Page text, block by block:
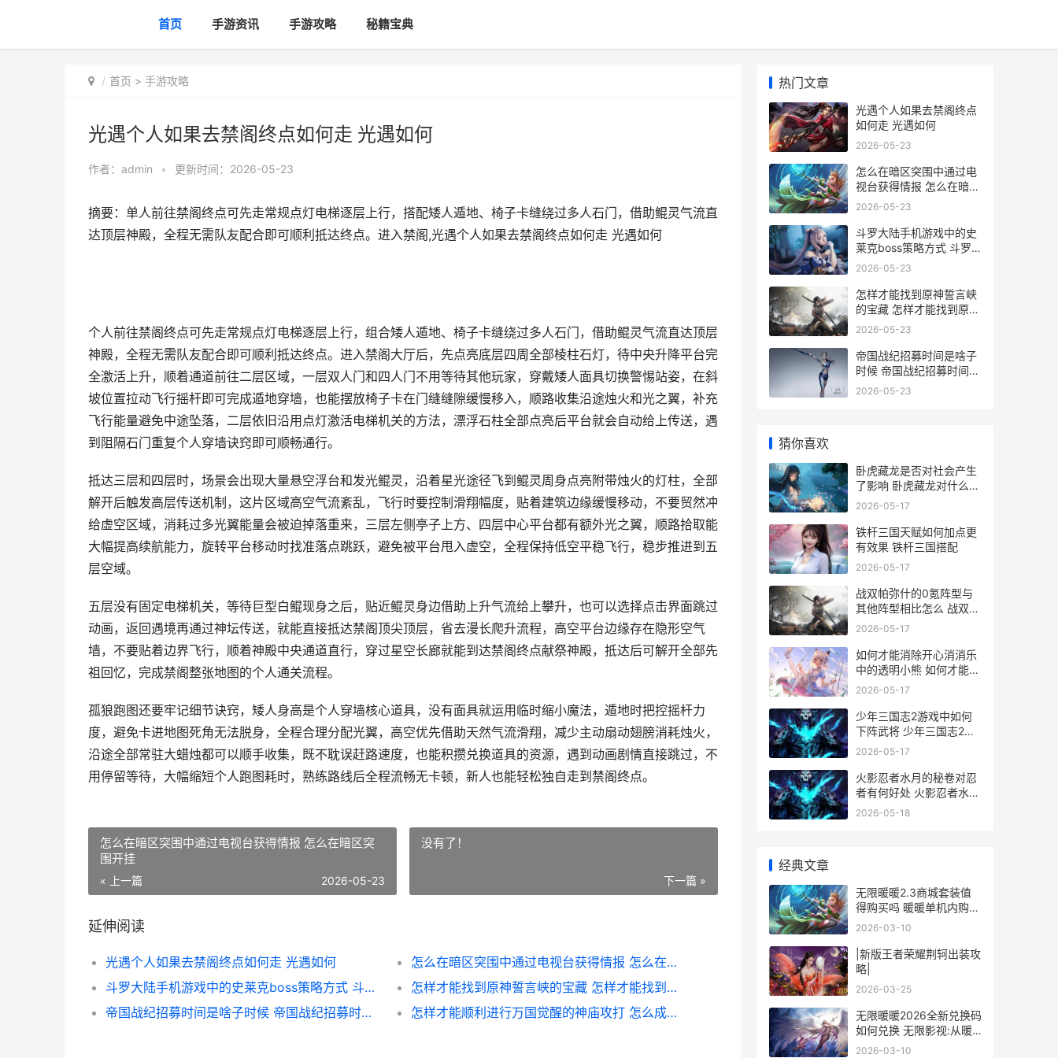
首页 手游资讯 手游攻略 秘籍宝典
首页 > 手游攻略
光遇个人如果去禁阁终点如何走 光遇如何
作者： admin • 更新时间：2026-05-23
摘要：单人前往禁阁终点可先走常规点灯电梯逐层上行，搭配矮人遁地、椅子卡缝绕过多人石门，借助鲲灵气流直
达顶层神殿，全程无需队友配合即可顺利抵达终点。进入禁阁,光遇个人如果去禁阁终点如何走 光遇如何
个人前往禁阁终点可先走常规点灯电梯逐层上行，组合矮人遁地、椅子卡缝绕过多人石门，借助鲲灵气流直达顶层
神殿，全程无需队友配合即可顺利抵达终点。进入禁阁大厅后，先点亮底层四周全部棱柱石灯，待中央升降平台完
全激活上升，顺着通道前往二层区域，一层双人门和四人门不用等待其他玩家，穿戴矮人面具切换警惕站姿，在斜
坡位置拉动飞行摇杆即可完成遁地穿墙，也能摆放椅子卡在门缝缝隙缓慢移入，顺路收集沿途烛火和光之翼，补充
飞行能量避免中途坠落，二层依旧沿用点灯激活电梯机关的方法，漂浮石柱全部点亮后平台就会自动给上传送，遇
到阻隔石门重复个人穿墙诀窍即可顺畅通行。
抵达三层和四层时，场景会出现大量悬空浮台和发光鲲灵，沿着星光途径飞到鲲灵周身点亮附带烛火的灯柱，全部
解开后触发高层传送机制，这片区域高空气流紊乱，飞行时要控制滑翔幅度，贴着建筑边缘缓慢移动，不要贸然冲
给虚空区域，消耗过多光翼能量会被迫掉落重来，三层左侧亭子上方、四层中心平台都有额外光之翼，顺路拾取能
大幅提高续航能力，旋转平台移动时找准落点跳跃，避免被平台甩入虚空，全程保持低空平稳飞行，稳步推进到五
层空域。
五层没有固定电梯机关，等待巨型白鲲现身之后，贴近鲲灵身边借助上升气流给上攀升，也可以选择点击界面跳过
动画，返回遇境再通过神坛传送，就能直接抵达禁阁顶尖顶层，省去漫长爬升流程，高空平台边缘存在隐形空气
墙，不要贴着边界飞行，顺着神殿中央通道直行，穿过星空长廊就能到达禁阁终点献祭神殿，抵达后可解开全部先
祖回忆，完成禁阁整张地图的个人通关流程。
孤狼跑图还要牢记细节诀窍，矮人身高是个人穿墙核心道具，没有面具就运用临时缩小魔法，遁地时把控摇杆力
度，避免卡进地图死角无法脱身，全程合理分配光翼，高空优先借助天然气流滑翔，减少主动扇动翅膀消耗烛火，
沿途全部常驻大蜡烛都可以顺手收集，既不耽误赶路速度，也能积攒兑换道具的资源，遇到动画剧情直接跳过，不
用停留等待，大幅缩短个人跑图耗时，熟练路线后全程流畅无卡顿，新人也能轻松独自走到禁阁终点。
怎么在暗区突围中通过电视台获得情报 怎么在暗区突
围开挂
« 上一篇 2026-05-23
没有了！
下一篇 »
延伸阅读
光遇个人如果去禁阁终点如何走 光遇如何
怎么在暗区突围中通过电视台获得情报 怎么在暗区突围开挂
斗罗大陆手机游戏中的史莱克boss策略方式 斗罗大陆手机游戏下载
怎样才能找到原神誓言峡的宝藏 怎样才能找到原来登录过的抖音号
帝国战纪招募时间是啥子时候 帝国战纪招募时间多久
怎样才能顺利进行万国觉醒的神庙攻打 怎么成功进入
热门文章
光遇个人如果去禁阁终点
如何走 光遇如何
2026-05-23
怎么在暗区突围中通过电
视台获得情报 怎么在暗区
突围开挂
2026-05-23
斗罗大陆手机游戏中的史
莱克boss策略方式 斗罗
大陆手机游戏下载
2026-05-23
怎样才能找到原神誓言峡
的宝藏 怎样才能找到原来
登录过的抖音号
2026-05-23
帝国战纪招募时间是啥子
时候 帝国战纪招募时间多
久
2026-05-23
猜你喜欢
卧虎藏龙是否对社会产生
了影响 卧虎藏龙对什么下
联
2026-05-17
铁杆三国天赋如何加点更
有效果 铁杆三国搭配
2026-05-17
战双帕弥什的0氪阵型与
其他阵型相比怎么 战双帕
弥什的工作室
2026-05-17
如何才能消除开心消消乐
中的透明小熊 如何才能消
除开心的情绪
2026-05-17
少年三国志2游戏中如何
下阵武将 少年三国志2游
戏下载
2026-05-17
火影忍者水月的秘卷对忍
者有何好处 火影忍者水月
的哥哥是谁
2026-05-18
经典文章
无限暖暖2.3商城套装值
得购买吗 暖暖单机内购破
解版
2026-03-10
|新版王者荣耀荆轲出装攻
略|
2026-03-25
无限暖暖2026全新兑换码
如何兑换 无限影视:从暖
暖小时光开始
2026-03-10